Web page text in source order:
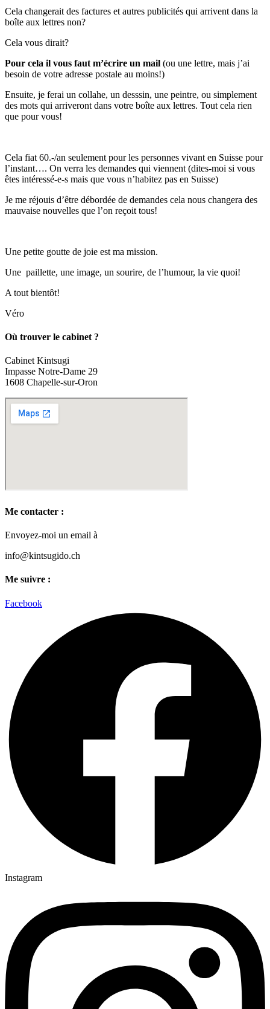
Cela changerait des factures et autres publicités qui arrivent dans la
boîte aux lettres non?
Cela vous dirait?
Pour cela il vous faut m’écrire un mail (ou une lettre, mais j’ai
besoin de votre adresse postale au moins!)
Ensuite, je ferai un collahe, un desssin, une peintre, ou simplement
des mots qui arriveront dans votre boîte aux lettres. Tout cela rien
que pour vous!
Cela fiat 60.-/an seulement pour les personnes vivant en Suisse pour
l’instant…. On verra les demandes qui viennent (dites-moi si vous
êtes intéressé-e-s mais que vous n’habitez pas en Suisse)
Je me réjouis d’être débordée de demandes cela nous changera des
mauvaise nouvelles que l’on reçoit tous!
Une petite goutte de joie est ma mission.
Une paillette, une image, un sourire, de l’humour, la vie quoi!
A tout bientôt!
Véro
Où trouver le cabinet ?
Cabinet Kintsugi
Impasse Notre-Dame 29
1608 Chapelle-sur-Oron
Me contacter :
Envoyez-moi un email à
info@kintsugido.ch
Me suivre :
Facebook
Instagram